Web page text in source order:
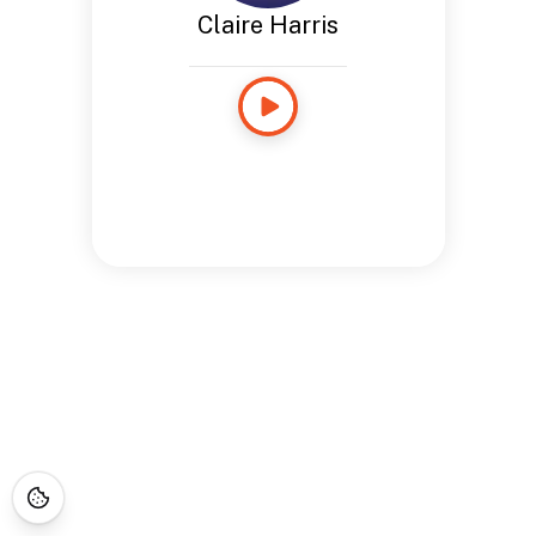
Claire Harris